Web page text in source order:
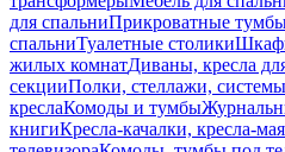
для спальниПрикроватные
спальниТуалетные столики
жилых комнатДиваны, кресла
секцииПолки, стеллажи,
креслаКомоды и тумбы
книгиКресла-качалки, кресла-